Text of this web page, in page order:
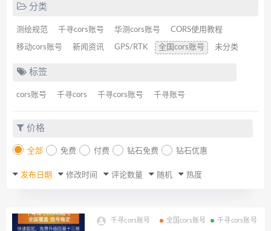
分类
测绘规范 千寻cors账号 华测cors账号 CORS使用教程
移动cors账号 新闻资讯 GPS/RTK 全国cors账号 未分类
标签
cors账号 千寻cors 千寻cors账号 千寻账号
价格
全部 免费 付费 钻石免费 钻石优惠
发布日期 修改时间 评论数量 随机 热度
千寻cors账号 全国cors账号 千寻cors账号